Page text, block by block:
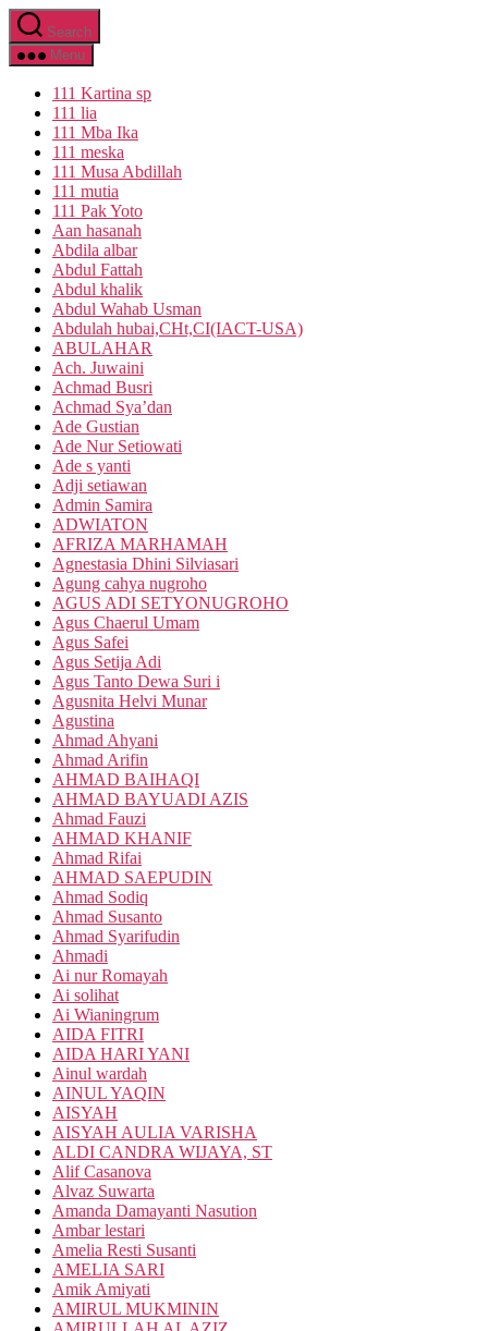
Skip
to
the
Search
Menu
111 Kartina sp
111 lia
111 Mba Ika
111 meska
111 Musa Abdillah
111 mutia
111 Pak Yoto
Aan hasanah
Abdila albar
Abdul Fattah
Abdul khalik
Abdul Wahab Usman
Abdulah hubai,CHt,CI(IACT-USA)
ABULAHAR
Ach. Juwaini
Achmad Busri
Achmad Sya’dan
Ade Gustian
Ade Nur Setiowati
Ade s yanti
Adji setiawan
Admin Samira
ADWIATON
AFRIZA MARHAMAH
Agnestasia Dhini Silviasari
Agung cahya nugroho
AGUS ADI SETYONUGROHO
Agus Chaerul Umam
Agus Safei
Agus Setija Adi
Agus Tanto Dewa Suri i
Agusnita Helvi Munar
Agustina
Ahmad Ahyani
Ahmad Arifin
AHMAD BAIHAQI
AHMAD BAYUADI AZIS
Ahmad Fauzi
AHMAD KHANIF
Ahmad Rifai
AHMAD SAEPUDIN
Ahmad Sodiq
Ahmad Susanto
Ahmad Syarifudin
Ahmadi
Ai nur Romayah
Ai solihat
Ai Wianingrum
AIDA FITRI
AIDA HARI YANI
Ainul wardah
AINUL YAQIN
AISYAH
AISYAH AULIA VARISHA
ALDI CANDRA WIJAYA, ST
Alif Casanova
Alvaz Suwarta
Amanda Damayanti Nasution
Ambar lestari
Amelia Resti Susanti
AMELIA SARI
Amik Amiyati
AMIRUL MUKMININ